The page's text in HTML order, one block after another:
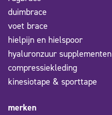
duimbrace
voet brace
hielpijn en hielspoor
hyaluronzuur supplementen
compressiekleding
kinesiotape & sporttape
merken